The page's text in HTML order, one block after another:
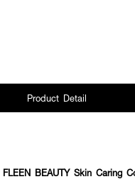
Product Detail
FLEEN BEAUTY Skin Caring